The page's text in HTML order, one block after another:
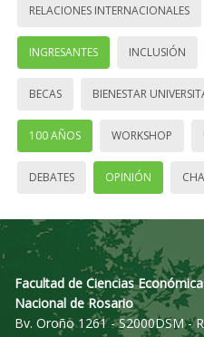
RELACIONES INTERNACIONALES
INGRESANTES INCLUSIÓN
BECAS BIENESTAR
100 AÑOS WORKSHOP
DEBATES OPINIÓN
Facultad de Ciencias
Nacional de Rosario
Bv. Oroño 1261 - S2000DSM -